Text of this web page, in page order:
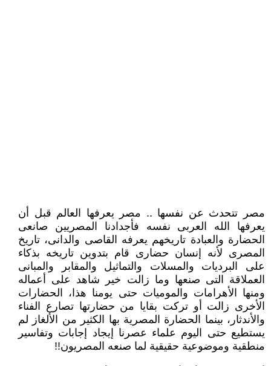
مصر تتحدث عن نفسها .. مصر يعرفها العالم قبل أن
يعرفها الله العربى نفسه فأجدادنا المصريين صانعى
الحضارة والعبادة تاريخهم ‏يعرفه القاصى والدانى، تاريخ
المصرى لأنه إنسان حضارى قام بتدوين تاريخه بذكاء
على البرديات والمسلات والتماثيل والمقابر والمبانى
‏العملاقة التى صنعها وما زالت خير شاهد على أعماله
ومنها الأهرامات والموميات حتى يومنا هذا، الحضارات
الأخرى زالت أو تركت بقايا ‏من حضارتها تصارع الفناء
والأندثار، بينما الحضارة المصرية بها الكثير من الألغاز لم
يستطيع حتى اليوم علماء عصرنا إيجاد إجابات ‏وتفاسير
منطقية وموضوعية حقيقية لما صنعه المصريون!!‏